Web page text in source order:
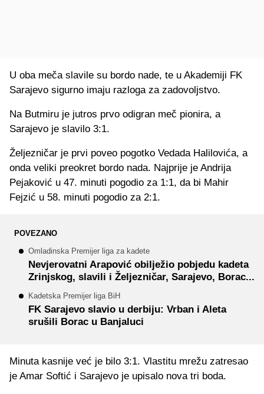
U oba meča slavile su bordo nade, te u Akademiji FK
Sarajevo sigurno imaju razloga za zadovoljstvo.
Na Butmiru je jutros prvo odigran meč pionira, a
Sarajevo je slavilo 3:1.
Željezničar je prvi poveo pogotko Vedada Halilovića, a
onda veliki preokret bordo nada. Najprije je Andrija
Pejaković u 47. minuti pogodio za 1:1, da bi Mahir
Fejzić u 58. minuti pogodio za 2:1.
POVEZANO
Omladinska Premijer liga za kadete
Nevjerovatni Arapović obilježio pobjedu kadeta
Zrinjskog, slavili i Željezničar, Sarajevo, Borac...
Kadetska Premijer liga BiH
FK Sarajevo slavio u derbiju: Vrban i Aleta
srušili Borac u Banjaluci
Minuta kasnije već je bilo 3:1. Vlastitu mrežu zatresao
je Amar Softić i Sarajevo je upisalo nova tri boda.